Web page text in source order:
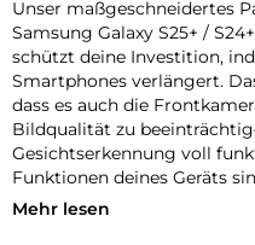
Unser maßgeschneidertes
Samsung Galaxy S25+ /
schützt deine Investition,
Smartphones verlängert.
dass es auch die
Bildqualität zu
Gesichtserkennung voll
Funktionen deines Geräts
Einfache Montage:
Mehr lesen